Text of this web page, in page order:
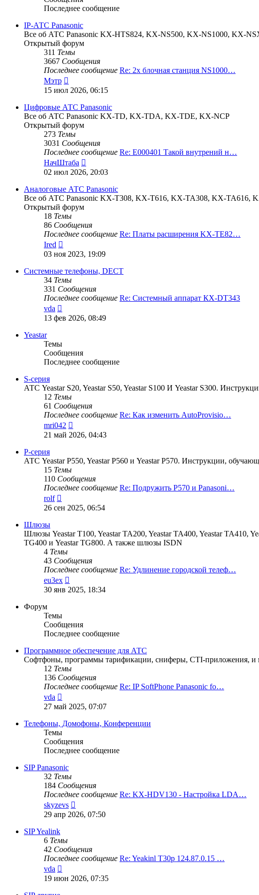
Последнее сообщение
IP-АТС Panasonic
Все об АТС Panasonic KX-HTS824, KX-NS500, KX-NS1000, KX-
Открытый форум
311 Темы
3667 Сообщения
Последнее сообщение Re: 2х блочная станция NS1000…
Мэтр
к
последнему
сообщению
15 июл 2026, 06:15
Цифровые АТС Panasonic
Все об АТС Panasonic KX-TD, KX-TDA, KX-TDE, KX-NCP
Открытый форум
273 Темы
3031 Сообщения
Последнее сообщение Re: E000401 Такой внутрений н…
НачШтаба
последнему
сообщению
02 июл 2026, 20:03
Аналоговые АТС Panasonic
Все об АТС Panasonic KX-T308, KX-T616, KX-TA308, KX-TA616,
Открытый форум
18 Темы
86 Сообщения
Последнее сообщение Re: Платы расширения KX-TE82…
Ired
к
последнему
сообщению
03 ноя 2023, 19:09
Системные телефоны, DECT
34 Темы
331 Сообщения
Последнее сообщение Re: Системный аппарат КХ-DT343
vda
к
последнему
13 фев 2026, 08:49
Yeastar
Темы
Сообщения
Последнее сообщение
S-серия
АТС Yeastar S20, Yeastar S50, Yeastar S100 И Yeastar S300.
12 Темы
61 Сообщения
Последнее сообщение Re: Как изменить AutoProvisio…
mri042
к
последнему
21 май 2026, 04:43
P-серия
АТС Yeastar P550, Yeastar P560 и Yeastar P570. Инструкции,
15 Темы
110 Сообщения
Последнее сообщение Re: Подружить P570 и Panasoni…
rolf
к
последнему
26 сен 2025, 06:54
Шлюзы
Шлюзы Yeastar T100, Yeastar TA200, Yeastar TA400, Yeastar TA410,
TG400 и Yeastar TG800. А также шлюзы ISDN
4 Темы
43 Сообщения
Последнее сообщение Re: Удлинение городской телеф…
eu3ex
к
последнему
30 янв 2025, 18:34
Форум
Темы
Сообщения
Последнее сообщение
Программное обеспечение для АТС
Софтфоны, программы тарификации, сниферы, CTI-приложения, и
12 Темы
136 Сообщения
Последнее сообщение Re: IP SoftPhone Panasonic fo…
vda
к
последнему
сообщению
27 май 2025, 07:07
Телефоны, Домофоны, Конференции
Темы
Сообщения
Последнее сообщение
SIP Panasonic
32 Темы
184 Сообщения
Последнее сообщение Re: KX-HDV130 - Настройка LDA…
skyzevs
к
последнему
29 апр 2026, 07:50
SIP Yealink
6 Темы
42 Сообщения
Последнее сообщение Re: Yeakinl T30p 124.87.0.15 …
vda
к
последнему
19 июн 2026, 07:35